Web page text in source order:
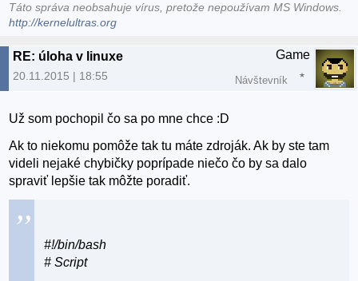
Táto správa neobsahuje vírus, pretože nepoužívam MS Windows.
http://kernelultras.org
RE: úloha v linuxe
20.11.2015 | 18:55
Game
Návštevník
Už som pochopil čo sa po mne chce :D
Ak to niekomu pomôže tak tu máte zdroják. Ak by ste tam
videli nejaké chybičky poprípade niečo čo by sa dalo
spraviť lepšie tak môžte poradiť.
#!/bin/bash
# Script